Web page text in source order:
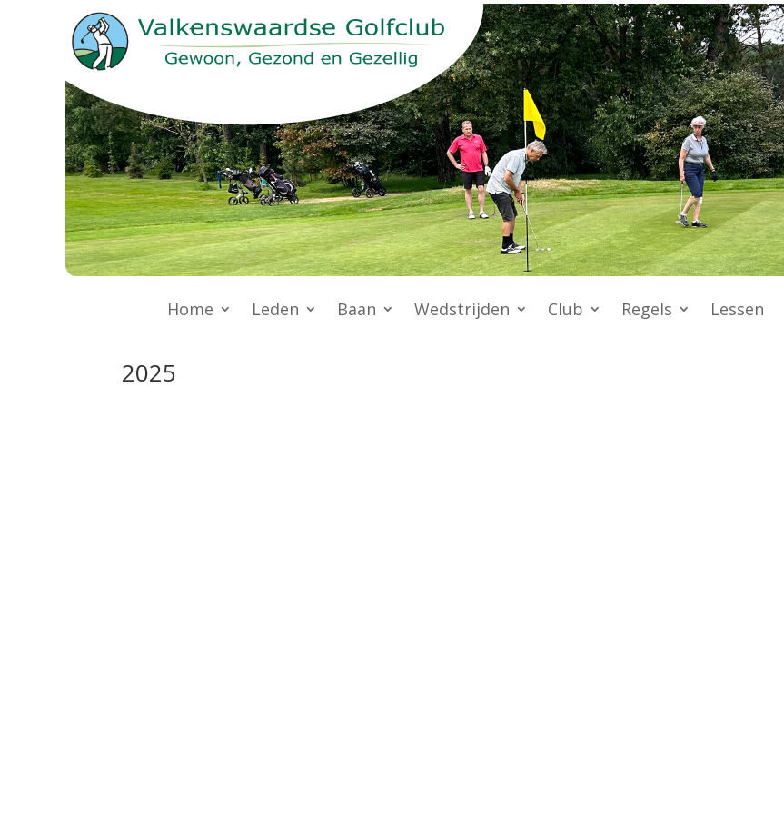
Home Leden Baan Wedstrijden Club Regels Lessen
2025